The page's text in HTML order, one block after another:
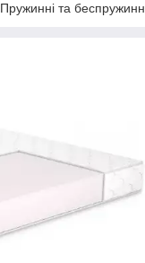
Пружинні та